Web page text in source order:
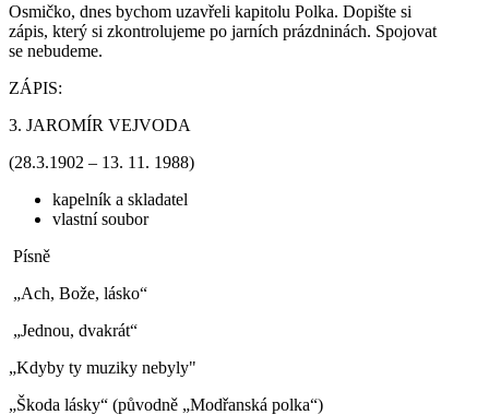
Osmičko, dnes bychom uzavřeli kapitolu Polka. Dopište si
zápis, který si zkontrolujeme po jarních prázdninách. Spojovat
se nebudeme.
ZÁPIS:
3. JAROMÍR VEJVODA
(28.3.1902 – 13. 11. 1988)
kapelník a skladatel
vlastní soubor
Písně
„Ach, Bože, lásko“
„Jednou, dvakrát“
„Kdyby ty muziky nebyly"
„Škoda lásky“ (původně „Modřanská polka“)